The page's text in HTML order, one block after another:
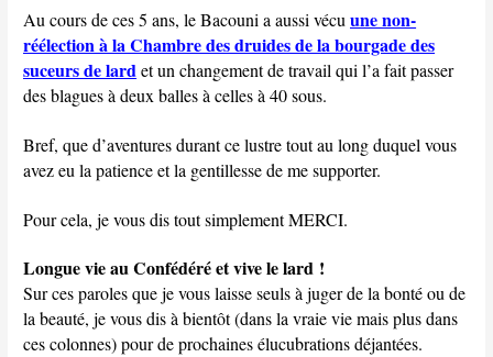
Au cours de ces 5 ans, le Bacouni a aussi vécuune non-
réélection à la Chambre des druides de la bourgade des
suceurs de lardet un changement de travail qui l’a fait passer
des blagues à deux balles à celles à 40 sous.
Bref, que d’aventures durant ce lustre tout au long duquel vous
avez eu la patience et la gentillesse de me supporter.
Pour cela, je vous dis tout simplement MERCI.
Longue vie au Confédéré et vive le lard !
Sur ces paroles que je vous laisse seuls à juger de la bonté ou de
la beauté, je vous dis à bientôt (dans la vraie vie mais plus dans
ces colonnes) pour de prochaines élucubrations déjantées.